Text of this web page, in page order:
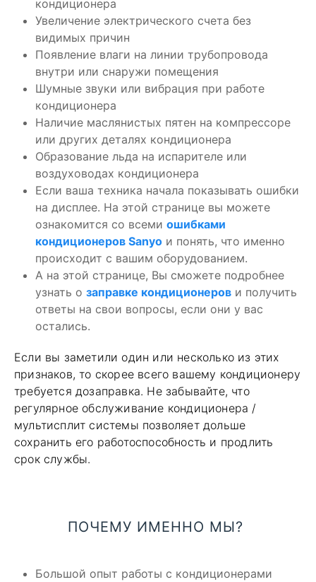
кондиционера
Увеличение электрического счета без
видимых причин
Появление влаги на линии трубопровода
внутри или снаружи помещения
Шумные звуки или вибрация при работе
кондиционера
Наличие маслянистых пятен на компрессоре
или других деталях кондиционера
Образование льда на испарителе или
воздуховодах кондиционера
Если ваша техника начала показывать ошибки
на дисплее. На этой странице вы можете
ознакомится со всеми ошибками
кондиционеров Sanyo и понять, что именно
происходит с вашим оборудованием.
А на этой странице, Вы сможете подробнее
узнать о заправке кондиционеров и получить
ответы на свои вопросы, если они у вас
остались.
Если вы заметили один или несколько из этих
признаков, то скорее всего вашему кондиционеру
требуется дозаправка. Не забывайте, что
регулярное обслуживание кондиционера /
мультисплит системы позволяет дольше
сохранить его работоспособность и продлить
срок службы.
ПОЧЕМУ ИМЕННО МЫ?
Большой опыт работы с кондиционерами